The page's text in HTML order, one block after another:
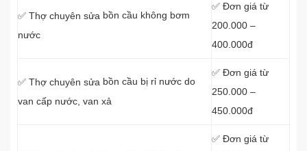
✅ Thợ chuyên sửa bồn cầu không bơm
nước
✅ Đơn giá từ
200.000 –
400.000đ
✅ Thợ chuyên sửa bồn cầu bị rỉ nước do
van cấp nước, van xả
✅ Đơn giá từ
250.000 –
450.000đ
✅ Đơn giá từ